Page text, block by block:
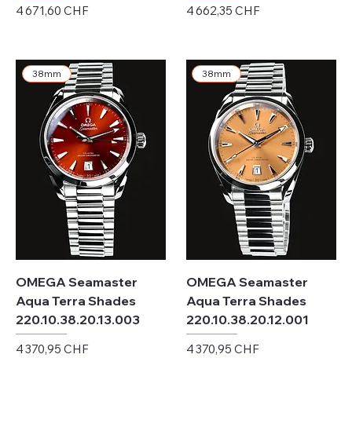
Prix
4 671,60 CHF
Prix
4 662,35 CHF
38mm
OMEGA Seamaster
Aqua Terra Shades
220.10.38.20.13.003
Prix
4 370,95 CHF
38mm
OMEGA Seamaster
Aqua Terra Shades
220.10.38.20.12.001
Prix
4 370,95 CHF